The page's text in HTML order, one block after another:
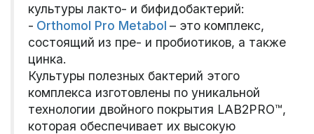
культуры лакто- и бифидобактерий:
- Orthomol Pro Metabol – это комплекс,
состоящий из пре- и пробиотиков, а также
цинка.
Культуры полезных бактерий этого
комплекса изготовлены ​​по уникальной
технологии двойного покрытия LAB2PRO™,
которая обеспечивает их высокую